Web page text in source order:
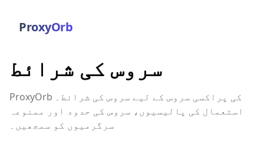
ProxyOrb
سروس کی شرائط
ProxyOrb کی پراکسی سروس کے لیے سروس کی شرائط۔
استعمال کی پالیسیوں، سروس کی حدود اور ممنوعہ
سرگرمیوں کو سمجھیں۔